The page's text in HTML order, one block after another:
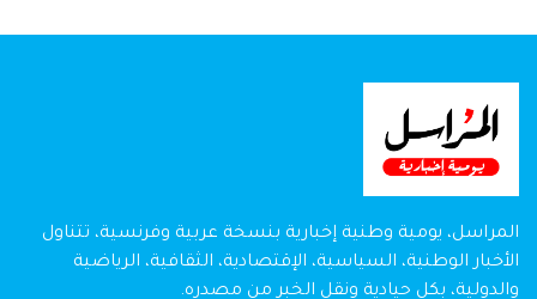
المراسل، يومية وطنية إخبارية بنسخة عربية وفرنسية، تتناول
الأخبار الوطنية، السياسية، الإقتصادية، الثقافية، الرياضية
والدولية، بكل حيادية ونقل الخبر من مصدره.